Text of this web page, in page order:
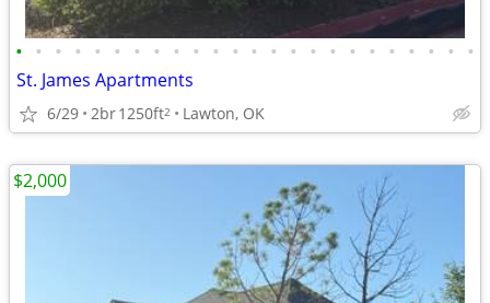
• • • • • • • • • • • • • • • • • • • • • • • •
St. James Apartments
6/29 2br1250ft2 Lawton, OK
$2,000